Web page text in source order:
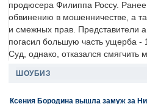
продюсера Филиппа Россу.
обвинению в мошенничестве, а
и смежных прав. Представители
погасил большую часть ущерба -
Суд, однако, отказался смягчить
ШОУБИЗ
Ксения Бородина вышла замуж за